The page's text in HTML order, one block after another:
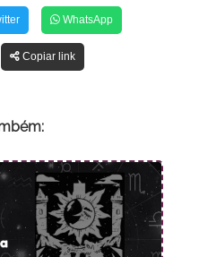
WhatsApp
Copiar link